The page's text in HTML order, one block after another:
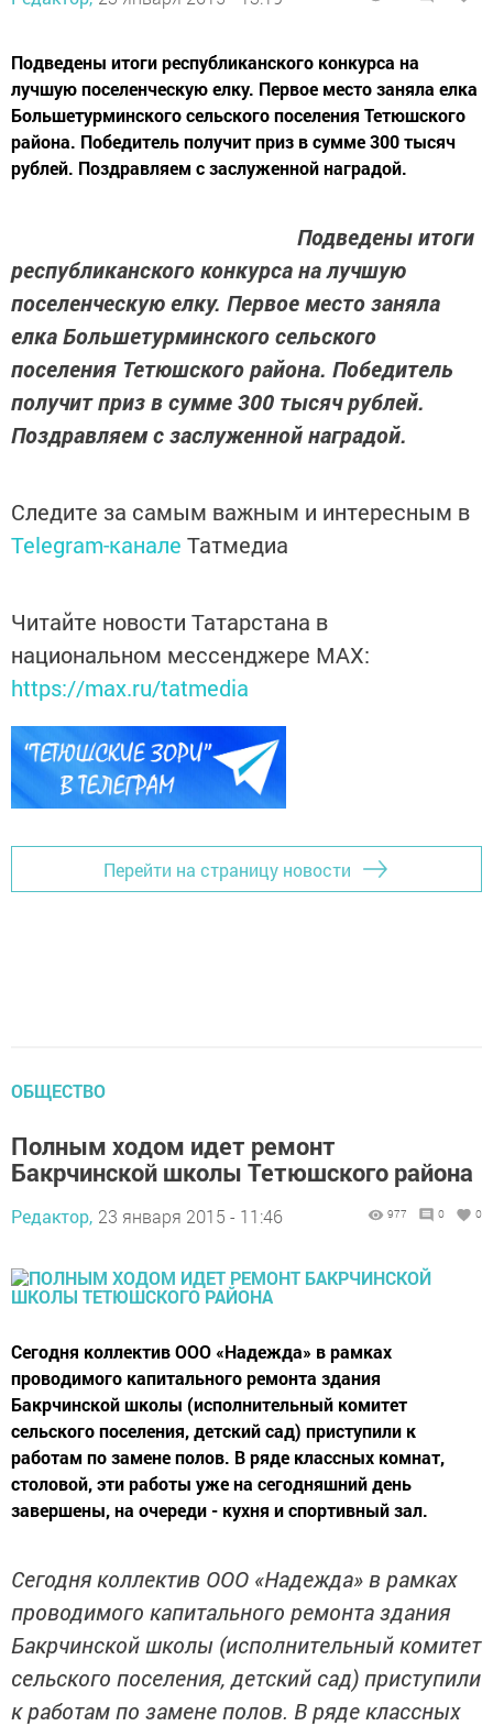
Подведены итоги республиканского конкурса на
лучшую поселенческую елку. Первое место заняла елка
Большетурминского сельского поселения Тетюшского
района. Победитель получит приз в сумме 300 тысяч
рублей. Поздравляем с заслуженной наградой.
Подведены итоги
республиканского конкурса на лучшую
поселенческую елку. Первое место заняла
елка Большетурминского сельского
поселения Тетюшского района. Победитель
получит приз в сумме 300 тысяч рублей.
Поздравляем с заслуженной наградой.
Следите за самым важным и интересным в
Telegram-канале Татмедиа
Читайте новости Татарстана в
национальном мессенджере MАХ:
https://max.ru/tatmedia
Перейти на страницу новости
ОБЩЕСТВО
Полным ходом идет ремонт
Бакрчинской школы Тетюшского района
Редактор, 23 января 2015 - 11:46 977 0 0
Сегодня коллектив ООО «Надежда» в рамках
проводимого капитального ремонта здания
Бакрчинской школы (исполнительный комитет
сельского поселения, детский сад) приступили к
работам по замене полов. В ряде классных комнат,
столовой, эти работы уже на сегодняшний день
завершены, на очереди - кухня и спортивный зал.
Сегодня коллектив ООО «Надежда» в рамках
проводимого капитального ремонта здания
Бакрчинской школы (исполнительный комитет
сельского поселения, детский сад) приступили
к работам по замене полов. В ряде классных